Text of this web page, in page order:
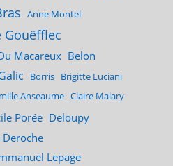
Anne Montel
Gouëfflec
Macareux Belon
Borris Brigitte Luciani
Anseaume Claire Malary
Porée Deloupy
Lepage